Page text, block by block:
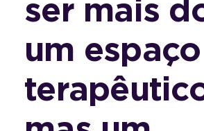
ser mais
um espaço